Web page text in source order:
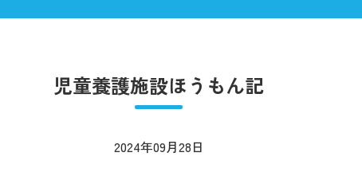
児童養護施設ほうもん記
2024年09月28日